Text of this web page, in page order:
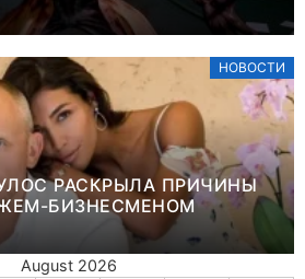
ИГРА ПРО
НОВОСТИ
РАСКРЫЛА ПРИЧИНЫ
БИЗНЕСМЕНОМ
August 2026